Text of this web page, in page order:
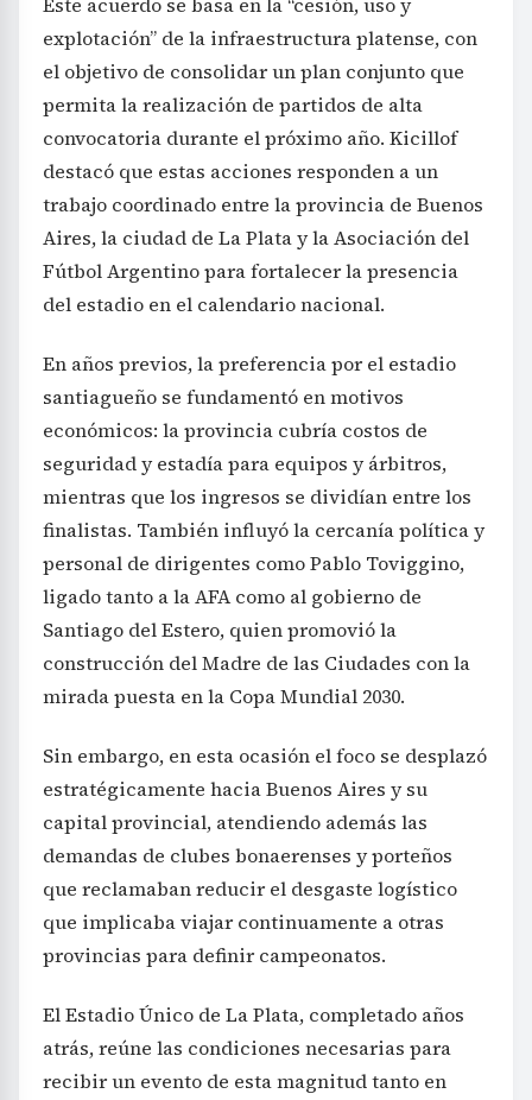
explotación” de la infraestructura platense, con
el objetivo de consolidar un plan conjunto que
permita la realización de partidos de alta
convocatoria durante el próximo año. Kicillof
destacó que estas acciones responden a un
trabajo coordinado entre la provincia de Buenos
Aires, la ciudad de La Plata y la Asociación del
Fútbol Argentino para fortalecer la presencia
del estadio en el calendario nacional.
En años previos, la preferencia por el estadio
santiagueño se fundamentó en motivos
económicos: la provincia cubría costos de
seguridad y estadía para equipos y árbitros,
mientras que los ingresos se dividían entre los
finalistas. También influyó la cercanía política y
personal de dirigentes como Pablo Toviggino,
ligado tanto a la AFA como al gobierno de
Santiago del Estero, quien promovió la
construcción del Madre de las Ciudades con la
mirada puesta en la Copa Mundial 2030.
Sin embargo, en esta ocasión el foco se desplazó
estratégicamente hacia Buenos Aires y su
capital provincial, atendiendo además las
demandas de clubes bonaerenses y porteños
que reclamaban reducir el desgaste logístico
que implicaba viajar continuamente a otras
provincias para definir campeonatos.
El Estadio Único de La Plata, completado años
atrás, reúne las condiciones necesarias para
recibir un evento de esta magnitud tanto en